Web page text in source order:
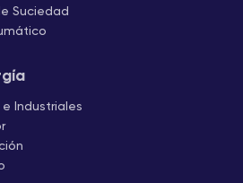
Suciedad
Industriales